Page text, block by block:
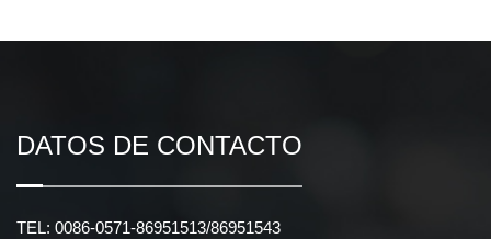
DATOS DE CONTACTO
TEL: 0086-0571-86951513/86951543